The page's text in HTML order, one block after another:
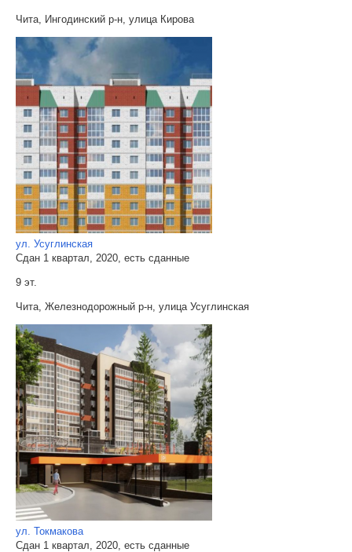
Чита, Ингодинский р-н, улица Кирова
ул. Усуглинская
Сдан 1 квартал, 2020, есть сданные
9 эт.
Чита, Железнодорожный р-н, улица Усуглинская
ул. Токмакова
Сдан 1 квартал, 2020, есть сданные